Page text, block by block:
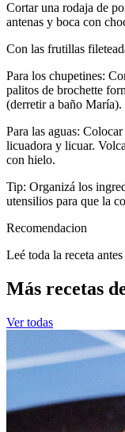
Cortar una rodaja de
antenas y boca con
Con las frutillas
Para los chupetines:
palitos de brochette
(derretir a baño María).
Para las aguas:
licuadora y licuar.
con hielo.
Tip: Organizá los
utensilios para que la
Recomendacion
Leé toda la receta
Más recetas
Ver todas